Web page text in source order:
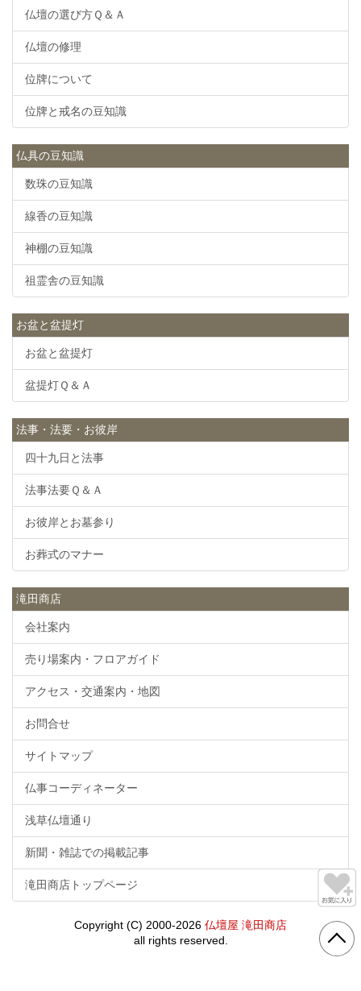
仏壇の選び方Ｑ＆Ａ
仏壇の修理
位牌について
位牌と戒名の豆知識
仏具の豆知識
数珠の豆知識
線香の豆知識
神棚の豆知識
祖霊舎の豆知識
お盆と盆提灯
お盆と盆提灯
盆提灯Ｑ＆Ａ
法事・法要・お彼岸
四十九日と法事
法事法要Ｑ＆Ａ
お彼岸とお墓参り
お葬式のマナー
滝田商店
会社案内
売り場案内・フロアガイド
アクセス・交通案内・地図
お問合せ
サイトマップ
仏事コーディネーター
浅草仏壇通り
新聞・雑誌での掲載記事
滝田商店トップページ
Copyright (C) 2000-2026 仏壇屋 滝田商店
all rights reserved.